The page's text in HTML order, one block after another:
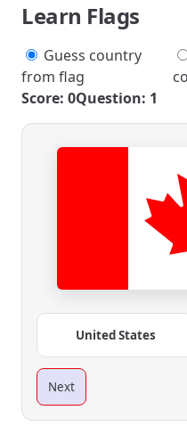
Learn Flags
Guess country
from flag
Score: 0Question: 1
United States
Next